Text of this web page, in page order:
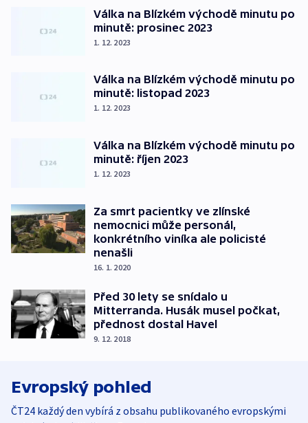
Válka na Blízkém východě minutu po
minutě: prosinec 2023
1. 12. 2023
Válka na Blízkém východě minutu po
minutě: listopad 2023
1. 12. 2023
Válka na Blízkém východě minutu po
minutě: říjen 2023
1. 12. 2023
Za smrt pacientky ve zlínské
nemocnici může personál,
konkrétního viníka ale policisté
nenašli
16. 1. 2020
Před 30 lety se snídalo u
Mitterranda. Husák musel počkat,
přednost dostal Havel
9. 12. 2018
Evropský pohled
ČT24 každý den vybírá z obsahu publikovaného evropskými